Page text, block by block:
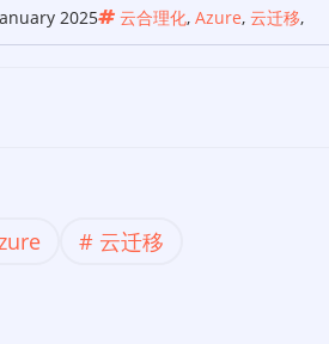
2025 云合理化, Azure, 云迁移,
云迁移